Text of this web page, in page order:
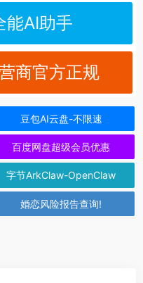
能AI助手
商官方正规
豆包AI云盘-不限速
百度网盘超级会员优惠
字节ArkClaw-OpenClaw
婚恋风险报告查询!